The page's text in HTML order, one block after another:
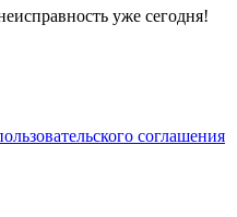
уже сегодня!
соглашения